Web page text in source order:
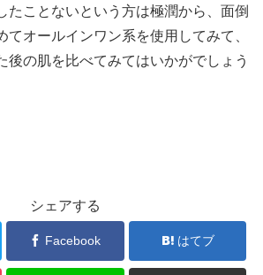
たことないという方は極潤から、面倒
てオールインワン系を使用してみて、
後の肌を比べてみてはいかがでしょう
シェアする
Facebook はてブ